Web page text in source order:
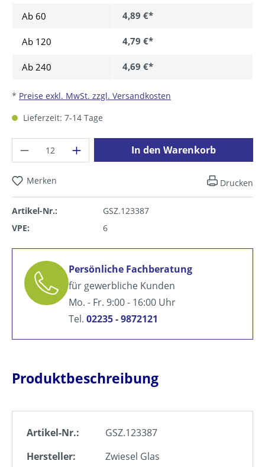
Ab 60 4,89 €*
Ab 120 4,79 €*
Ab 240 4,69 €*
* Preise exkl. MwSt. zzgl. Versandkosten
Lieferzeit: 7-14 Tage
Produkt Anzahl: Gib den gewünschten
In den Warenkorb
Merken Drucken
Artikel-Nr.:
GSZ.123387
VPE:
6
Persönliche Fachberatung
für gewerbliche Kunden
Mo. - Fr. 9:00 - 16:00 Uhr
Tel. 02235 - 9872121
Produktbeschreibung
Artikel-Nr.:
GSZ.123387
Hersteller:
Zwiesel Glas